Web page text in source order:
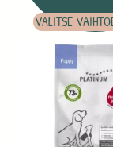
VALITSE